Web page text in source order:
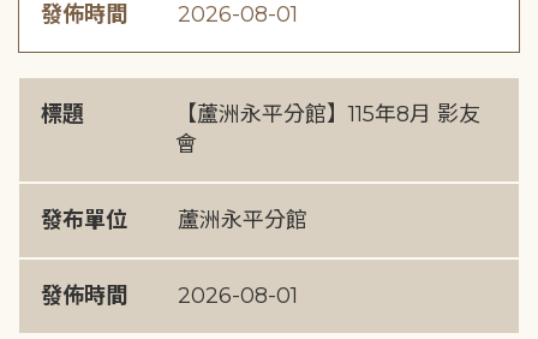
發佈時間 2026-08-01
標題
【蘆洲永平分館】115年8月 影友
會
發布單位 蘆洲永平分館
發佈時間 2026-08-01